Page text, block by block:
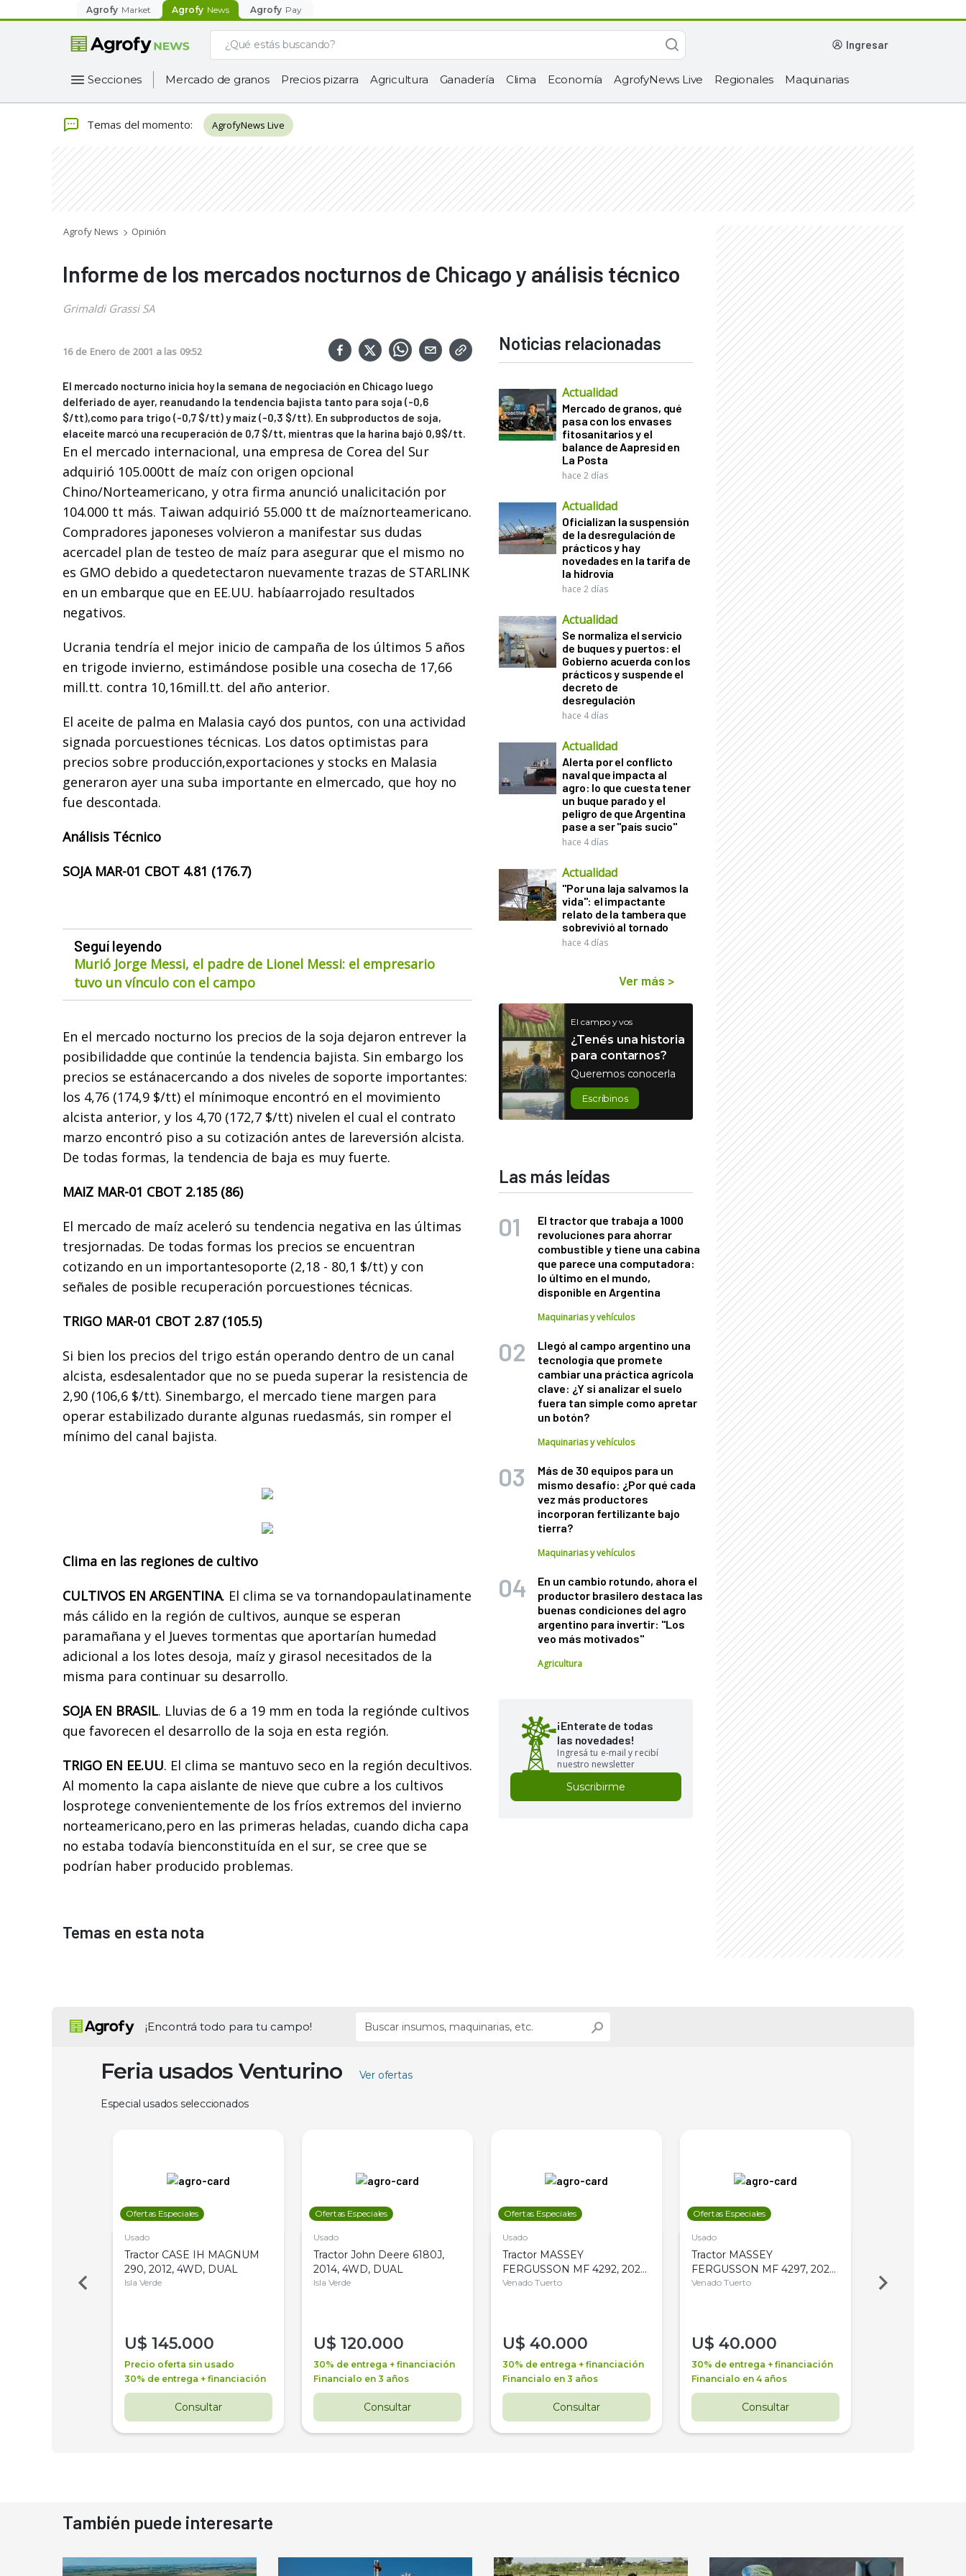
Agrofy Market Agrofy News Agrofy Pay
ingresar
Secciones Mercado de granos Precios pizarra Agricultura Ganadería Clima Economía AgrofyNews Live Regionales Maquinarias
Temas del momento: AgrofyNews Live
Agrofy News Opinión
Informe de los mercados nocturnos de Chicago y análisis técnico
Grimaldi Grassi SA
16 de Enero de 2001 a las 09:52
El mercado nocturno inicia hoy la semana de negociación en Chicago luego
delferiado de ayer, reanudando la tendencia bajista tanto para soja (-0,6
$/tt),como para trigo (-0,7 $/tt) y maíz (-0,3 $/tt). En subproductos de soja,
elaceite marcó una recuperación de 0,7 $/tt, mientras que la harina bajó 0,9$/tt.
En el mercado internacional, una empresa de Corea del Sur
adquirió 105.000tt de maíz con origen opcional
Chino/Norteamericano, y otra firma anunció unalicitación por
104.000 tt más. Taiwan adquirió 55.000 tt de maíznorteamericano.
Compradores japoneses volvieron a manifestar sus dudas
acercadel plan de testeo de maíz para asegurar que el mismo no
es GMO debido a quedetectaron nuevamente trazas de STARLINK
en un embarque que en EE.UU. habíaarrojado resultados
negativos.
Ucrania tendría el mejor inicio de campaña de los últimos 5 años
en trigode invierno, estimándose posible una cosecha de 17,66
mill.tt. contra 10,16mill.tt. del año anterior.
El aceite de palma en Malasia cayó dos puntos, con una actividad
signada porcuestiones técnicas. Los datos optimistas para
precios sobre producción,exportaciones y stocks en Malasia
generaron ayer una suba importante en elmercado, que hoy no
fue descontada.
Análisis Técnico
SOJA MAR-01 CBOT 4.81 (176.7)
Seguí leyendo
Murió Jorge Messi, el padre de Lionel Messi: el empresario
tuvo un vínculo con el campo
En el mercado nocturno los precios de la soja dejaron entrever la
posibilidadde que continúe la tendencia bajista. Sin embargo los
precios se estánacercando a dos niveles de soporte importantes:
los 4,76 (174,9 $/tt) el mínimoque encontró en el movimiento
alcista anterior, y los 4,70 (172,7 $/tt) nivelen el cual el contrato
marzo encontró piso a su cotización antes de lareversión alcista.
De todas formas, la tendencia de baja es muy fuerte.
MAIZ MAR-01 CBOT 2.185 (86)
El mercado de maíz aceleró su tendencia negativa en las últimas
tresjornadas. De todas formas los precios se encuentran
cotizando en un importantesoporte (2,18 - 80,1 $/tt) y con
señales de posible recuperación porcuestiones técnicas.
TRIGO MAR-01 CBOT 2.87 (105.5)
Si bien los precios del trigo están operando dentro de un canal
alcista, esdesalentador que no se pueda superar la resistencia de
2,90 (106,6 $/tt). Sinembargo, el mercado tiene margen para
operar estabilizado durante algunas ruedasmás, sin romper el
mínimo del canal bajista.
Clima en las regiones de cultivo
CULTIVOS EN ARGENTINA. El clima se va tornandopaulatinamente
más cálido en la región de cultivos, aunque se esperan
paramañana y el Jueves tormentas que aportarían humedad
adicional a los lotes desoja, maíz y girasol necesitados de la
misma para continuar su desarrollo.
SOJA EN BRASIL. Lluvias de 6 a 19 mm en toda la regiónde cultivos
que favorecen el desarrollo de la soja en esta región.
TRIGO EN EE.UU. El clima se mantuvo seco en la región decultivos.
Al momento la capa aislante de nieve que cubre a los cultivos
losprotege convenientemente de los fríos extremos del invierno
norteamericano,pero en las primeras heladas, cuando dicha capa
no estaba todavía bienconstituída en el sur, se cree que se
podrían haber producido problemas.
Noticias relacionadas
Actualidad
Mercado de granos, qué
pasa con los envases
fitosanitarios y el
balance de Aapresid en
La Posta
hace 2 días
Actualidad
Oficializan la suspensión
de la desregulación de
prácticos y hay
novedades en la tarifa de
la hidrovía
hace 2 días
Actualidad
Se normaliza el servicio
de buques y puertos: el
Gobierno acuerda con los
prácticos y suspende el
decreto de
desregulación
hace 4 días
Actualidad
Alerta por el conflicto
naval que impacta al
agro: lo que cuesta tener
un buque parado y el
peligro de que Argentina
pase a ser "país sucio"
hace 4 días
Actualidad
"Por una laja salvamos la
vida": el impactante
relato de la tambera que
sobrevivió al tornado
hace 4 días
Ver más >
El campo y vos
¿Tenés una historia
para contarnos?
Queremos conocerla
Escribinos
Las más leídas
El tractor que trabaja a 1000
revoluciones para ahorrar
combustible y tiene una cabina
que parece una computadora:
lo último en el mundo,
disponible en Argentina
Maquinarias y vehículos
Llegó al campo argentino una
tecnología que promete
cambiar una práctica agrícola
clave: ¿Y si analizar el suelo
fuera tan simple como apretar
un botón?
Maquinarias y vehículos
Más de 30 equipos para un
mismo desafío: ¿Por qué cada
vez más productores
incorporan fertilizante bajo
tierra?
Maquinarias y vehículos
En un cambio rotundo, ahora el
productor brasilero destaca las
buenas condiciones del agro
argentino para invertir: "Los
veo más motivados"
Agricultura
¡Enterate de todas
las novedades!
Ingresá tu e-mail y recibí
nuestro newsletter
Suscribirme
Temas en esta nota
¡Encontrá todo para tu campo!
Feria usados Venturino Ver ofertas
Especial usados seleccionados
Ofertas Especiales
Usado
Tractor CASE IH MAGNUM
290, 2012, 4WD, DUAL
Isla Verde
U$ 145.000
Precio oferta sin usado
30% de entrega + financiación
Consultar
Ofertas Especiales
Usado
Tractor John Deere 6180J,
2014, 4WD, DUAL
Isla Verde
U$ 120.000
30% de entrega + financiación
Financialo en 3 años
Consultar
Ofertas Especiales
Usado
Tractor MASSEY
FERGUSSON MF 4292, 2020,
4WD, PATON
Venado Tuerto
U$ 40.000
30% de entrega + financiación
Financialo en 3 años
Consultar
Ofertas Especiales
Usado
Tractor MASSEY
FERGUSSON MF 4297, 2020,
4WD, PATON
Venado Tuerto
U$ 40.000
30% de entrega + financiación
Financialo en 4 años
Consultar
Venado Tuerto
También puede interesarte